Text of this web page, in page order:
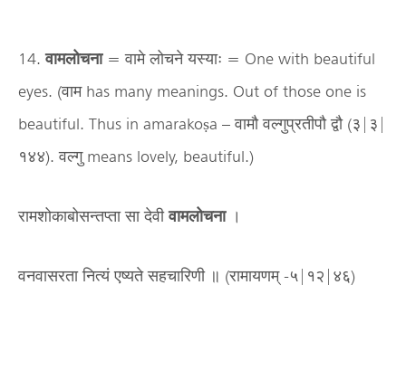
14. वामलोचना= वामे लोचने यस्याः = One with beautiful
eyes. (वाम has many meanings. Out of those one is
beautiful. Thus in amarakoṣa – वामौ वल्गुप्रतीपौ द्वौ (३|३|
१४४). वल्गु means lovely, beautiful.)
रामशोकाबोसन्तप्ता सा देवीवामलोचना।
वनवासरता नित्यं एष्यते सहचारिणी ॥ (रामायणम् -५|१२|४६)